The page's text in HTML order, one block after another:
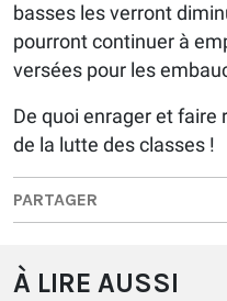
basses les verront
pourront continuer à
versées pour les
De quoi enrager et faire
de la lutte des classes !
PARTAGER
À LIRE AUSSI